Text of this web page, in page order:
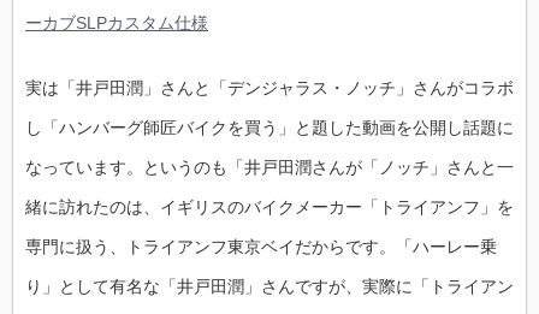
ーカブSLPカスタム仕様
実は「井戸田潤」さんと「デンジャラス・ノッチ」さんがコラボ
し「ハンバーグ師匠バイクを買う」と題した動画を公開し話題に
なっています。というのも「井戸田潤さんが「ノッチ」さんと一
緒に訪れたのは、イギリスのバイクメーカー「トライアンフ」を
専門に扱う、トライアンフ東京ベイだからです。「ハーレー乗
り」として有名な「井戸田潤」さんですが、実際に「トライアン